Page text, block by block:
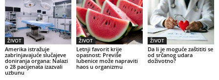
ŽIVOT
Amerika istražuje
zabrinjavajuće slučajeve
doniranja organa: Nalazi
o 28 pacijenata izazvali
uzbunu
ŽIVOT
Letnji favorit krije
opasnost: Previše
lubenice može napraviti
haos u organizmu
ŽIVOT
Da li je moguće zaštititi se
od srčanog udara
doživotno?